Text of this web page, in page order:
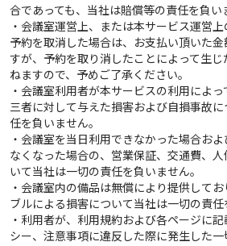
合であっても、当社は賠償等の責任を負い
・会議室運営上、または本サービス運営
予約を取消した場合は、お支払い頂いた
すが、予約を取り消したことによって生
ねますので、予めご了承ください。
・会議室利用者が本サービスの利用によ
三者に対して与えた損害および自損事故
任を負いません。
・会議室を当日利用できなかった場合お
なくなった場合の、営業保証、交通費、
いて当社は一切の責任を負いません。
・会議室内の備品は無償により提供して
ブルによる損害について当社は一切の責任
・利用者が、利用規約および各ページに
シー、注意事項に違反した際に発生した